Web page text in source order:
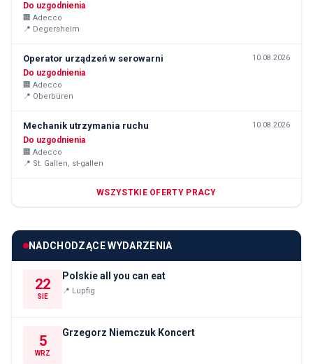
Do uzgodnienia
🏢 Adecco
📍 Degersheim
Operator urządzeń w serowarni 10.08.2026
Do uzgodnienia
🏢 Adecco
📍 Oberbüren
Mechanik utrzymania ruchu 10.08.2026
Do uzgodnienia
🏢 Adecco
📍 St. Gallen, st-gallen
WSZYSTKIE OFERTY PRACY
NADCHODZĄCE WYDARZENIA
22
SIE
Polskie all you can eat
📍 Lupfig
5
WRZ
Grzegorz Niemczuk Koncert